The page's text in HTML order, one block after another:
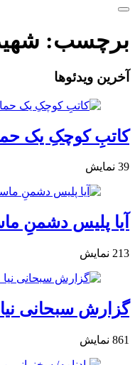
برچسب:
آخرین ویدئوها
کاتبِ کوچکِ یک
39 نمایش
آیا پلیس دشمنِ
213 نمایش
گزارش سبحانی
861 نمایش